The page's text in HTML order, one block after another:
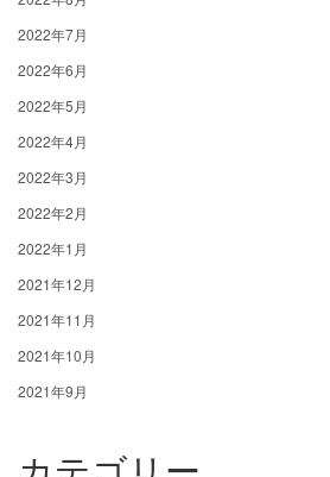
2022年7月
2022年6月
2022年5月
2022年4月
2022年3月
2022年2月
2022年1月
2021年12月
2021年11月
2021年10月
2021年9月